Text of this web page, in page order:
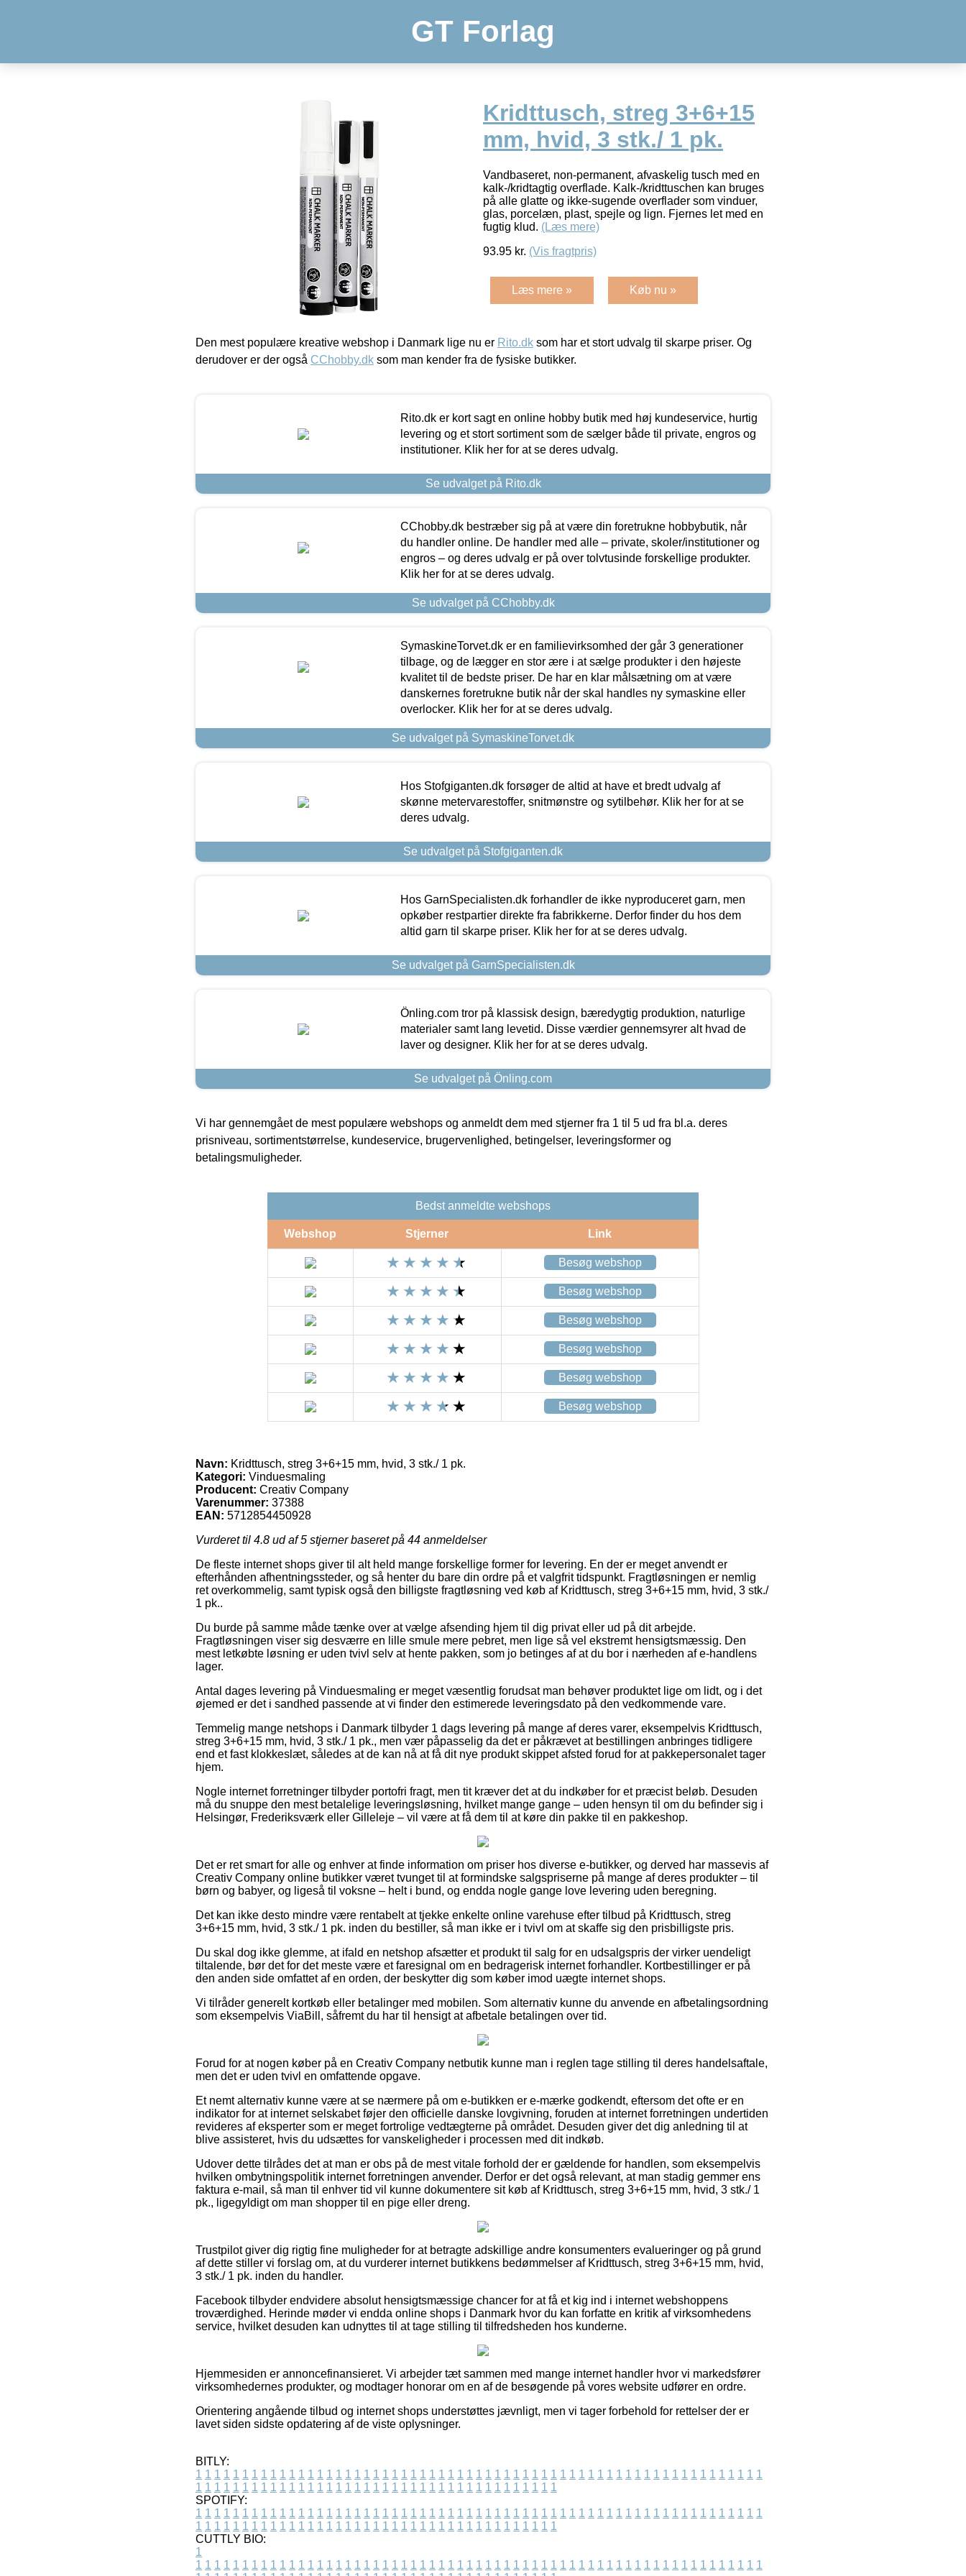
GT Forlag
Kridttusch, streg 3+6+15
mm, hvid, 3 stk./ 1 pk.
Vandbaseret, non-permanent, afvaskelig tusch med en
kalk-/kridtagtig overflade. Kalk-/kridttuschen kan bruges
på alle glatte og ikke-sugende overflader som vinduer,
glas, porcelæn, plast, spejle og lign. Fjernes let med en
fugtig klud. (Læs mere)
93.95 kr. (Vis fragtpris)
Læs mere » Køb nu »
Den mest populære kreative webshop i Danmark lige nu er Rito.dk som har et stort udvalg til skarpe priser. Og
derudover er der også CChobby.dk som man kender fra de fysiske butikker.
Rito.dk er kort sagt en online hobby butik med høj kundeservice, hurtig
levering og et stort sortiment som de sælger både til private, engros og
institutioner. Klik her for at se deres udvalg.
Se udvalget på Rito.dk
CChobby.dk bestræber sig på at være din foretrukne hobbybutik, når
du handler online. De handler med alle – private, skoler/institutioner og
engros – og deres udvalg er på over tolvtusinde forskellige produkter.
Klik her for at se deres udvalg.
Se udvalget på CChobby.dk
SymaskineTorvet.dk er en familievirksomhed der går 3 generationer
tilbage, og de lægger en stor ære i at sælge produkter i den højeste
kvalitet til de bedste priser. De har en klar målsætning om at være
danskernes foretrukne butik når der skal handles ny symaskine eller
overlocker. Klik her for at se deres udvalg.
Se udvalget på SymaskineTorvet.dk
Hos Stofgiganten.dk forsøger de altid at have et bredt udvalg af
skønne metervarestoffer, snitmønstre og sytilbehør. Klik her for at se
deres udvalg.
Se udvalget på Stofgiganten.dk
Hos GarnSpecialisten.dk forhandler de ikke nyproduceret garn, men
opkøber restpartier direkte fra fabrikkerne. Derfor finder du hos dem
altid garn til skarpe priser. Klik her for at se deres udvalg.
Se udvalget på GarnSpecialisten.dk
Önling.com tror på klassisk design, bæredygtig produktion, naturlige
materialer samt lang levetid. Disse værdier gennemsyrer alt hvad de
laver og designer. Klik her for at se deres udvalg.
Se udvalget på Önling.com
Vi har gennemgået de mest populære webshops og anmeldt dem med stjerner fra 1 til 5 ud fra bl.a. deres
prisniveau, sortimentstørrelse, kundeservice, brugervenlighed, betingelser, leveringsformer og
betalingsmuligheder.
Bedst anmeldte webshops
Webshop Stjerner Link
Besøg webshop
Besøg webshop
Besøg webshop
Besøg webshop
Besøg webshop
Besøg webshop
Navn: Kridttusch, streg 3+6+15 mm, hvid, 3 stk./ 1 pk.
Kategori: Vinduesmaling
Producent: Creativ Company
Varenummer: 37388
EAN: 5712854450928
Vurderet til 4.8 ud af 5 stjerner baseret på 44 anmeldelser
De fleste internet shops giver til alt held mange forskellige former for levering. En der er meget anvendt er
efterhånden afhentningssteder, og så henter du bare din ordre på et valgfrit tidspunkt. Fragtløsningen er nemlig
ret overkommelig, samt typisk også den billigste fragtløsning ved køb af Kridttusch, streg 3+6+15 mm, hvid, 3 stk./
1 pk..
Du burde på samme måde tænke over at vælge afsending hjem til dig privat eller ud på dit arbejde.
Fragtløsningen viser sig desværre en lille smule mere pebret, men lige så vel ekstremt hensigtsmæssig. Den
mest letkøbte løsning er uden tvivl selv at hente pakken, som jo betinges af at du bor i nærheden af e-handlens
lager.
Antal dages levering på Vinduesmaling er meget væsentlig forudsat man behøver produktet lige om lidt, og i det
øjemed er det i sandhed passende at vi finder den estimerede leveringsdato på den vedkommende vare.
Temmelig mange netshops i Danmark tilbyder 1 dags levering på mange af deres varer, eksempelvis Kridttusch,
streg 3+6+15 mm, hvid, 3 stk./ 1 pk., men vær påpasselig da det er påkrævet at bestillingen anbringes tidligere
end et fast klokkeslæt, således at de kan nå at få dit nye produkt skippet afsted forud for at pakkepersonalet tager
hjem.
Nogle internet forretninger tilbyder portofri fragt, men tit kræver det at du indkøber for et præcist beløb. Desuden
må du snuppe den mest betalelige leveringsløsning, hvilket mange gange – uden hensyn til om du befinder sig i
Helsingør, Frederiksværk eller Gilleleje – vil være at få dem til at køre din pakke til en pakkeshop.
Det er ret smart for alle og enhver at finde information om priser hos diverse e-butikker, og derved har massevis af
Creativ Company online butikker været tvunget til at formindske salgspriserne på mange af deres produkter – til
børn og babyer, og ligeså til voksne – helt i bund, og endda nogle gange love levering uden beregning.
Det kan ikke desto mindre være rentabelt at tjekke enkelte online varehuse efter tilbud på Kridttusch, streg
3+6+15 mm, hvid, 3 stk./ 1 pk. inden du bestiller, så man ikke er i tvivl om at skaffe sig den prisbilligste pris.
Du skal dog ikke glemme, at ifald en netshop afsætter et produkt til salg for en udsalgspris der virker uendeligt
tiltalende, bør det for det meste være et faresignal om en bedragerisk internet forhandler. Kortbestillinger er på
den anden side omfattet af en orden, der beskytter dig som køber imod uægte internet shops.
Vi tilråder generelt kortkøb eller betalinger med mobilen. Som alternativ kunne du anvende en afbetalingsordning
som eksempelvis ViaBill, såfremt du har til hensigt at afbetale betalingen over tid.
Forud for at nogen køber på en Creativ Company netbutik kunne man i reglen tage stilling til deres handelsaftale,
men det er uden tvivl en omfattende opgave.
Et nemt alternativ kunne være at se nærmere på om e-butikken er e-mærke godkendt, eftersom det ofte er en
indikator for at internet selskabet føjer den officielle danske lovgivning, foruden at internet forretningen undertiden
revideres af eksperter som er meget fortrolige vedtægterne på området. Desuden giver det dig anledning til at
blive assisteret, hvis du udsættes for vanskeligheder i processen med dit indkøb.
Udover dette tilrådes det at man er obs på de mest vitale forhold der er gældende for handlen, som eksempelvis
hvilken ombytningspolitik internet forretningen anvender. Derfor er det også relevant, at man stadig gemmer ens
faktura e-mail, så man til enhver tid vil kunne dokumentere sit køb af Kridttusch, streg 3+6+15 mm, hvid, 3 stk./ 1
pk., ligegyldigt om man shopper til en pige eller dreng.
Trustpilot giver dig rigtig fine muligheder for at betragte adskillige andre konsumenters evalueringer og på grund
af dette stiller vi forslag om, at du vurderer internet butikkens bedømmelser af Kridttusch, streg 3+6+15 mm, hvid,
3 stk./ 1 pk. inden du handler.
Facebook tilbyder endvidere absolut hensigtsmæssige chancer for at få et kig ind i internet webshoppens
troværdighed. Herinde møder vi endda online shops i Danmark hvor du kan forfatte en kritik af virksomhedens
service, hvilket desuden kan udnyttes til at tage stilling til tilfredsheden hos kunderne.
Hjemmesiden er annoncefinansieret. Vi arbejder tæt sammen med mange internet handler hvor vi markedsfører
virksomhedernes produkter, og modtager honorar om en af de besøgende på vores website udfører en ordre.
Orientering angående tilbud og internet shops understøttes jævnligt, men vi tager forbehold for rettelser der er
lavet siden sidste opdatering af de viste oplysninger.
BITLY:
1 1 1 1 1 1 1 1 1 1 1 1 1 1 1 1 1 1 1 1 1 1 1 1 1 1 1 1 1 1 1 1 1 1 1 1 1 1 1 1 1 1 1 1 1 1 1 1 1 1 1 1 1 1 1 1 1 1 1 1 1
1 1 1 1 1 1 1 1 1 1 1 1 1 1 1 1 1 1 1 1 1 1 1 1 1 1 1 1 1 1 1 1 1 1 1 1 1 1 1
SPOTIFY:
1 1 1 1 1 1 1 1 1 1 1 1 1 1 1 1 1 1 1 1 1 1 1 1 1 1 1 1 1 1 1 1 1 1 1 1 1 1 1 1 1 1 1 1 1 1 1 1 1 1 1 1 1 1 1 1 1 1 1 1 1
1 1 1 1 1 1 1 1 1 1 1 1 1 1 1 1 1 1 1 1 1 1 1 1 1 1 1 1 1 1 1 1 1 1 1 1 1 1 1
CUTTLY BIO:
1
1 1 1 1 1 1 1 1 1 1 1 1 1 1 1 1 1 1 1 1 1 1 1 1 1 1 1 1 1 1 1 1 1 1 1 1 1 1 1 1 1 1 1 1 1 1 1 1 1 1 1 1 1 1 1 1 1 1 1 1 1